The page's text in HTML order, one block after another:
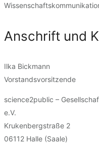
Anschrift und
Ilka Bickmann
Vorstandsvorsitzende
science2public –
e.V.
Krukenbergstraße 2
06112 Halle (Saale)